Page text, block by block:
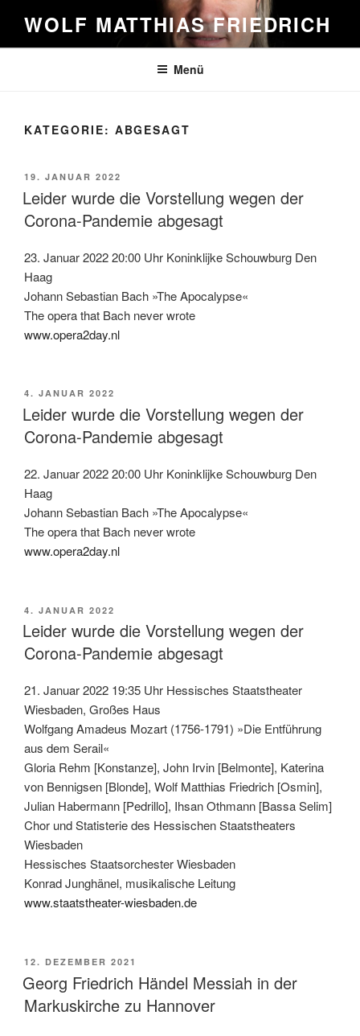
Inhalt
springen
WOLF MATTHIAS FRIEDRICH
Menü
KATEGORIE: ABGESAGT
VERÖFFENTLICHT
AM
19. JANUAR 2022
Leider wurde die Vorstellung wegen der
Corona-Pandemie abgesagt
23. Januar 2022 20:00 Uhr Koninklijke Schouwburg Den
Haag
Johann Sebastian Bach »The Apocalypse«
The opera that Bach never wrote
www.opera2day.nl
VERÖFFENTLICHT
AM
4. JANUAR 2022
Leider wurde die Vorstellung wegen der
Corona-Pandemie abgesagt
22. Januar 2022 20:00 Uhr Koninklijke Schouwburg Den
Haag
Johann Sebastian Bach »The Apocalypse«
The opera that Bach never wrote
www.opera2day.nl
VERÖFFENTLICHT
AM
4. JANUAR 2022
Leider wurde die Vorstellung wegen der
Corona-Pandemie abgesagt
21. Januar 2022 19:35 Uhr Hessisches Staatstheater
Wiesbaden, Großes Haus
Wolfgang Amadeus Mozart (1756-1791) »Die Entführung
aus dem Serail«
Gloria Rehm [Konstanze], John Irvin [Belmonte], Katerina
von Bennigsen [Blonde], Wolf Matthias Friedrich [Osmin],
Julian Habermann [Pedrillo], Ihsan Othmann [Bassa Selim]
Chor und Statisterie des Hessischen Staatstheaters
Wiesbaden
Hessisches Staatsorchester Wiesbaden
Konrad Junghänel, musikalische Leitung
www.staatstheater-wiesbaden.de
VERÖFFENTLICHT
AM
12. DEZEMBER 2021
Georg Friedrich Händel Messiah in der
Markuskirche zu Hannover